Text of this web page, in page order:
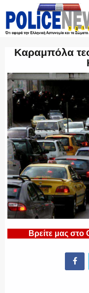
ΤΡΟΧΑΙΑ
ΟΜΑΔΑ “Ζ”
ΕΚΑΜ
ΥΑΤ/ΥΜΕΤ
ΕΛΛΗΝΙΚΗ ΑΣΤΥΝΟΜΙΑ
Καραμπόλα
Βρείτε μας